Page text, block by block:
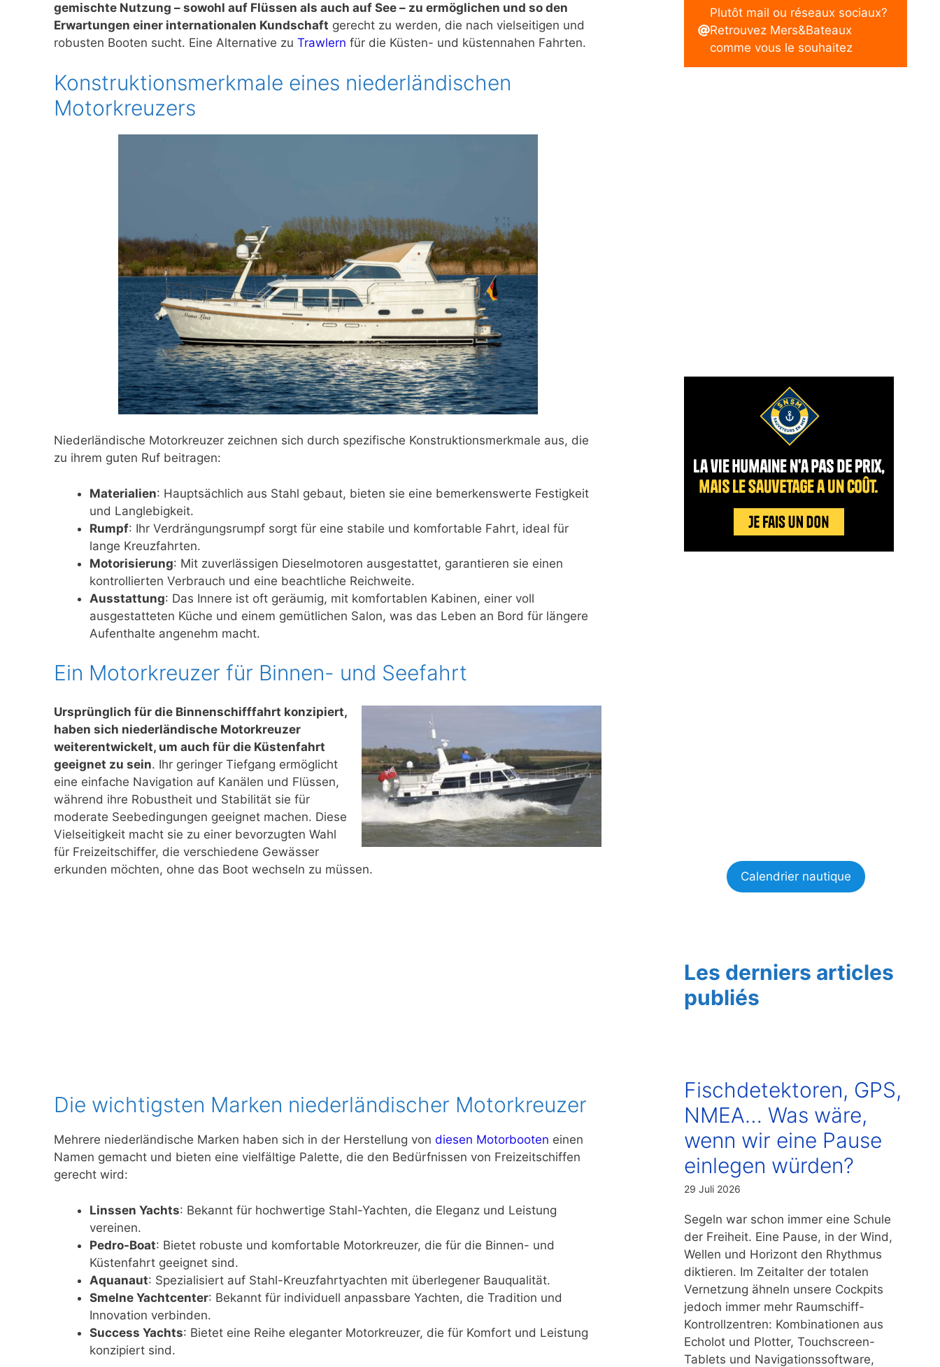
gemischte Nutzung – sowohl auf Flüssen als auch auf See – zu ermöglichen und so den
Erwartungen einer internationalen Kundschaft gerecht zu werden, die nach vielseitigen und
robusten Booten sucht. Eine Alternative zu Trawlern für die Küsten- und küstennahen Fahrten.
Konstruktionsmerkmale eines niederländischen
Motorkreuzers
Niederländische Motorkreuzer zeichnen sich durch spezifische Konstruktionsmerkmale aus, die
zu ihrem guten Ruf beitragen:
Materialien: Hauptsächlich aus Stahl gebaut, bieten sie eine bemerkenswerte Festigkeit
und Langlebigkeit.
Rumpf: Ihr Verdrängungsrumpf sorgt für eine stabile und komfortable Fahrt, ideal für
lange Kreuzfahrten.
Motorisierung: Mit zuverlässigen Dieselmotoren ausgestattet, garantieren sie einen
kontrollierten Verbrauch und eine beachtliche Reichweite.
Ausstattung: Das Innere ist oft geräumig, mit komfortablen Kabinen, einer voll
ausgestatteten Küche und einem gemütlichen Salon, was das Leben an Bord für längere
Aufenthalte angenehm macht.
Ein Motorkreuzer für Binnen- und Seefahrt
Ursprünglich für die Binnenschifffahrt konzipiert,
haben sich niederländische Motorkreuzer
weiterentwickelt, um auch für die Küstenfahrt
geeignet zu sein. Ihr geringer Tiefgang ermöglicht
eine einfache Navigation auf Kanälen und Flüssen,
während ihre Robustheit und Stabilität sie für
moderate Seebedingungen geeignet machen. Diese
Vielseitigkeit macht sie zu einer bevorzugten Wahl
für Freizeitschiffer, die verschiedene Gewässer
erkunden möchten, ohne das Boot wechseln zu müssen.
Die wichtigsten Marken niederländischer Motorkreuzer
Mehrere niederländische Marken haben sich in der Herstellung von diesen Motorbooten einen
Namen gemacht und bieten eine vielfältige Palette, die den Bedürfnissen von Freizeitschiffen
gerecht wird:
Linssen Yachts: Bekannt für hochwertige Stahl-Yachten, die Eleganz und Leistung
vereinen.
Pedro-Boat: Bietet robuste und komfortable Motorkreuzer, die für die Binnen- und
Küstenfahrt geeignet sind.
Aquanaut: Spezialisiert auf Stahl-Kreuzfahrtyachten mit überlegener Bauqualität.
Smelne Yachtcenter: Bekannt für individuell anpassbare Yachten, die Tradition und
Innovation verbinden.
Success Yachts: Bietet eine Reihe eleganter Motorkreuzer, die für Komfort und Leistung
konzipiert sind.
Plutôt mail ou réseaux sociaux?
Retrouvez Mers&Bateaux
comme vous le souhaitez
Calendrier nautique
Les derniers articles
publiés
Fischdetektoren, GPS,
NMEA… Was wäre,
wenn wir eine Pause
einlegen würden?
29 Juli 2026
Segeln war schon immer eine Schule
der Freiheit. Eine Pause, in der Wind,
Wellen und Horizont den Rhythmus
diktieren. Im Zeitalter der totalen
Vernetzung ähneln unsere Cockpits
jedoch immer mehr Raumschiff-
Kontrollzentren: Kombinationen aus
Echolot und Plotter, Touchscreen-
Tablets und Navigationssoftware,